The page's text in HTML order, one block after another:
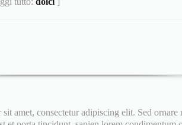
amet, consectetur adipiscing elit. Sed ornare